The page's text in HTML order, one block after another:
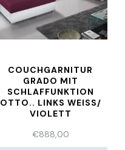
COUCHGARNITUR
GRADO MIT
SCHLAFFUNKTION
OTTO.. LINKS WEISS/
VIOLETT
€888,00